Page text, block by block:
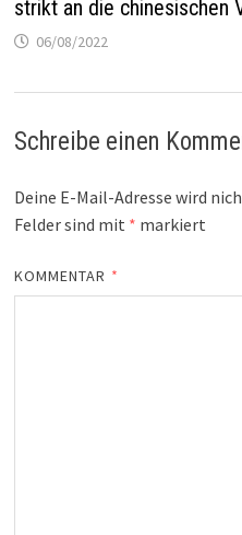
strikt an die chinesischen
06/08/2022
Schreibe einen
Deine E-Mail-Adresse wird
Felder sind mit * markiert
KOMMENTAR *